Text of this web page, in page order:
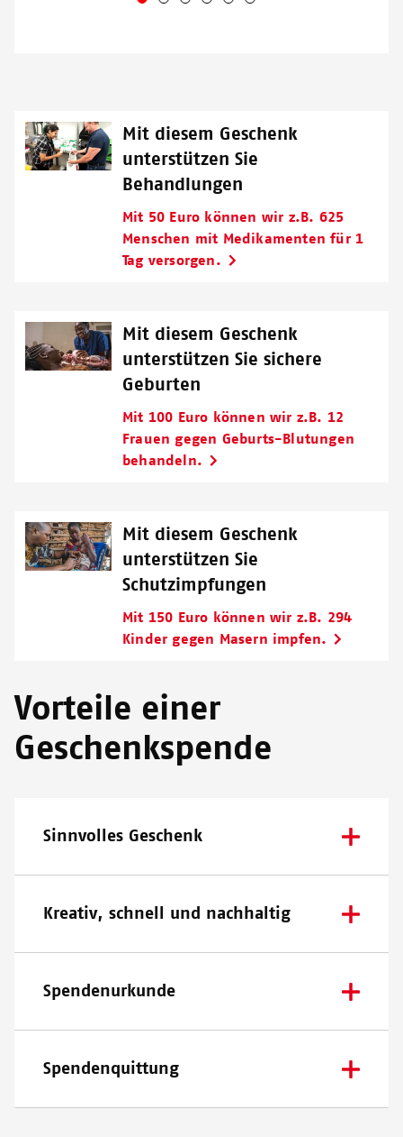
Mit diesem Geschenk
unterstützen Sie
Behandlungen
Mit 50 Euro können wir z.B. 625
Menschen mit Medikamenten für 1
Tag versorgen.
Mit diesem Geschenk
unterstützen Sie sichere
Geburten
Mit 100 Euro können wir z.B. 12
Frauen gegen Geburts-Blutungen
behandeln.
Mit diesem Geschenk
unterstützen Sie
Schutzimpfungen
Mit 150 Euro können wir z.B. 294
Kinder gegen Masern impfen.
Vorteile einer
Geschenkspende
Sinnvolles Geschenk
Kreativ, schnell und nachhaltig
Spendenurkunde
Spendenquittung